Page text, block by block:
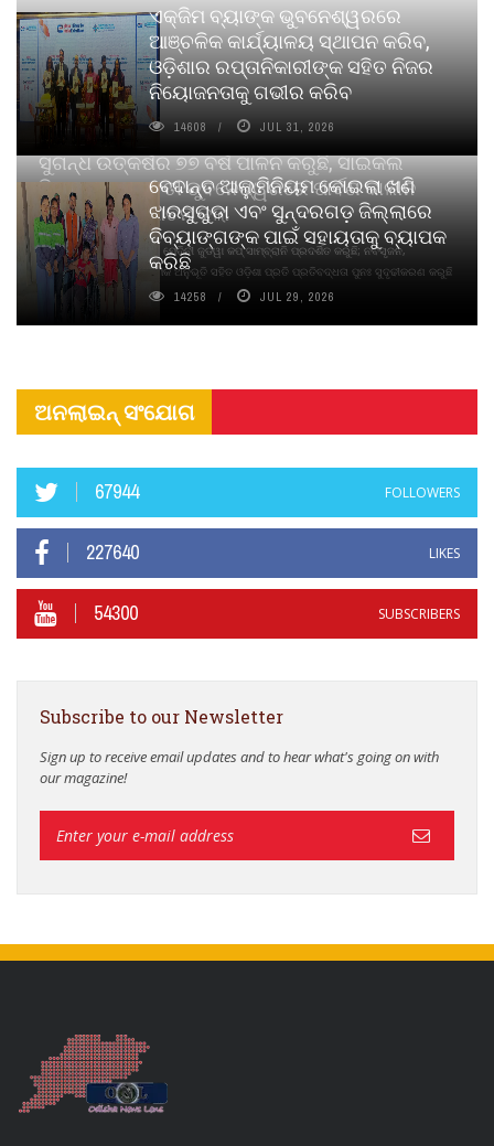
ସୁଗନ୍ଧ ଉତ୍କର୍ଷର ୭୭ ବର୍ଷ ପାଳନ କରୁଛି, ସାଇକଲ
ପିୟୋର୍‌ ଅଗରବତୀ ଭୁବନେଶ୍ୱରରେ ପାର୍ବଣ କାଳୀନ
ନବସୃଜନ ଉନ୍ମୋଚନ କଲା
ବାଉଁଶ ବିହୀନ କଠିନ ଧୂପ ଏବଂ ମେଦିନୀ ଜୁଡୱା କପ୍‌ ସାମ୍ବ୍ରାନି ପ୍ରଦର୍ଶିତ କରୁଛି; ନବସୃଜନ,
ଦୀର୍ଘସ୍ଥାୟିତା ଏବଂ ଆଧ୍ୟାତ୍ମିକ ଅନୁଭୂତି ସହିତ ଓଡ଼ିଶା ପ୍ରତି ପ୍ରତିବଦ୍ଧତା ପୁନଃ ସୁଦୃଢୀକରଣ କରୁଛି
ଏକ୍ଜିମ ବ୍ୟାଙ୍କ ଭୁବନେଶ୍ୱରରେ
ଆଞ୍ଚଳିକ କାର୍ଯ୍ୟାଳୟ ସ୍ଥାପନ କରିବ,
ଓଡ଼ିଶାର ରପ୍ତାନିକାରୀଙ୍କ ସହିତ ନିଜର
ନିୟୋଜନତାକୁ ଗଭୀର କରିବ
14608 JUL 31, 2026
ବେଦାନ୍ତ ଆଲୁମିନିୟମ କୋଇଲା ଖଣି
ଝାରସୁଗୁଡା ଏବଂ ସୁନ୍ଦରଗଡ଼ ଜିଲ୍ଲାରେ
ଦିବ୍ୟାଙ୍ଗଙ୍କ ପାଇଁ ସହାୟତାକୁ ବ୍ୟାପକ
କରିଛି
14258 JUL 29, 2026
ଅନଲାଇନ୍ ସଂଯୋଗ
67944 FOLLOWERS
227640 LIKES
54300 SUBSCRIBERS
Subscribe to our Newsletter
Sign up to receive email updates and to hear what's going on with
our magazine!